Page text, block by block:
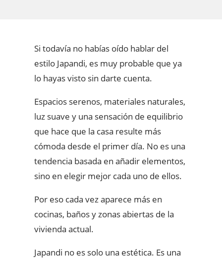
Si todavía no habías oído hablar del
estilo Japandi, es muy probable que ya
lo hayas visto sin darte cuenta.
Espacios serenos, materiales naturales,
luz suave y una sensación de equilibrio
que hace que la casa resulte más
cómoda desde el primer día. No es una
tendencia basada en añadir elementos,
sino en elegir mejor cada uno de ellos.
Por eso cada vez aparece más en
cocinas, baños y zonas abiertas de la
vivienda actual.
Japandi no es solo una estética. Es una